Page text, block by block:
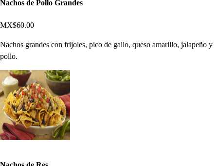
Nachos de Pollo Grandes
MX$60.00
Nachos grandes con frijoles, pico de gallo, queso amarillo, jalapeño y
pollo.